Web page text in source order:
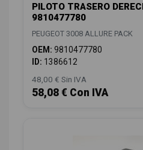
PILOTO TRASERO
9810477780
PEUGEOT 3008 ALLURE PACK
OEM: 9810477780
ID: 1386612
48,00 € Sin IVA
58,08 € Con IVA